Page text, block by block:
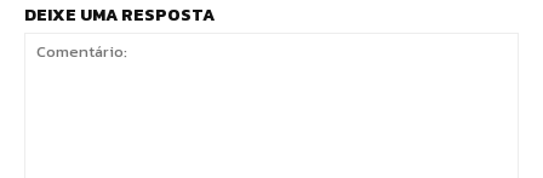
DEIXE UMA RESPOSTA